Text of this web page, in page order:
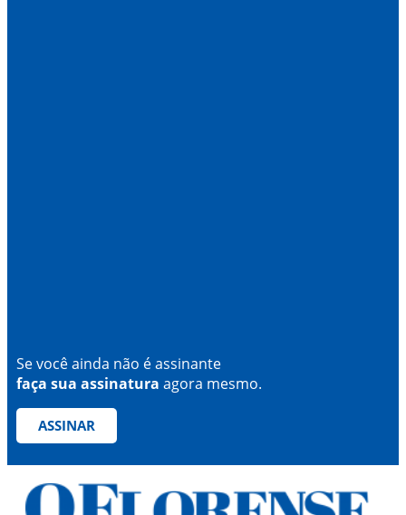
Se você ainda não é assinante
faça sua assinatura agora mesmo.
ASSINAR